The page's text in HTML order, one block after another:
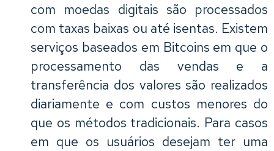
com moedas digitais são processados
com taxas baixas ou até isentas. Existem
serviços baseados em Bitcoins em que o
processamento das vendas e a
transferência dos valores são realizados
diariamente e com custos menores do
que os métodos tradicionais. Para casos
em que os usuários desejam ter uma